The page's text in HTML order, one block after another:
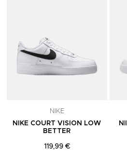
NIKE
NIKE COURT VISION LOW
BETTER
119,99 €